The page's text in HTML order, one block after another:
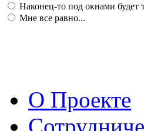
Наконец-то под окнами будет
Мне все равно...
О Проекте